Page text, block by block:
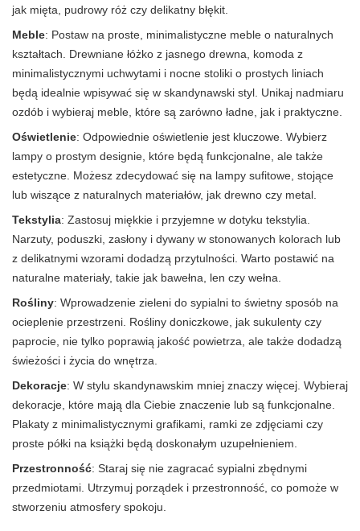
jak mięta, pudrowy róż czy delikatny błękit.
Meble: Postaw na proste, minimalistyczne meble o naturalnych
kształtach. Drewniane łóżko z jasnego drewna, komoda z
minimalistycznymi uchwytami i nocne stoliki o prostych liniach
będą idealnie wpisywać się w skandynawski styl. Unikaj nadmiaru
ozdób i wybieraj meble, które są zarówno ładne, jak i praktyczne.
Oświetlenie: Odpowiednie oświetlenie jest kluczowe. Wybierz
lampy o prostym designie, które będą funkcjonalne, ale także
estetyczne. Możesz zdecydować się na lampy sufitowe, stojące
lub wiszące z naturalnych materiałów, jak drewno czy metal.
Tekstylia: Zastosuj miękkie i przyjemne w dotyku tekstylia.
Narzuty, poduszki, zasłony i dywany w stonowanych kolorach lub
z delikatnymi wzorami dodadzą przytulności. Warto postawić na
naturalne materiały, takie jak bawełna, len czy wełna.
Rośliny: Wprowadzenie zieleni do sypialni to świetny sposób na
ocieplenie przestrzeni. Rośliny doniczkowe, jak sukulenty czy
paprocie, nie tylko poprawią jakość powietrza, ale także dodadzą
świeżości i życia do wnętrza.
Dekoracje: W stylu skandynawskim mniej znaczy więcej. Wybieraj
dekoracje, które mają dla Ciebie znaczenie lub są funkcjonalne.
Plakaty z minimalistycznymi grafikami, ramki ze zdjęciami czy
proste półki na książki będą doskonałym uzupełnieniem.
Przestronność: Staraj się nie zagracać sypialni zbędnymi
przedmiotami. Utrzymuj porządek i przestronność, co pomoże w
stworzeniu atmosfery spokoju.